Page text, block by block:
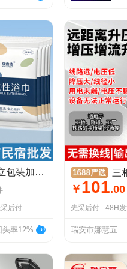
一次性浴巾毛巾独立包装加大加厚洗脸巾旅行酒店民宿便携不易掉毛
后付
头率12%
三相隧道远
￥ 101.00
先采后付 48H
瑞安市娜慧五金商行